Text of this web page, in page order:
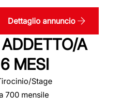
Dettaglio annuncio
A
MESI
Stage
700 mensile